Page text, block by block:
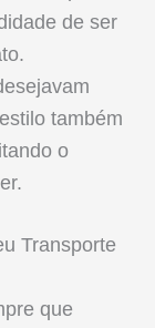
de ser
também
o
Transporte
que